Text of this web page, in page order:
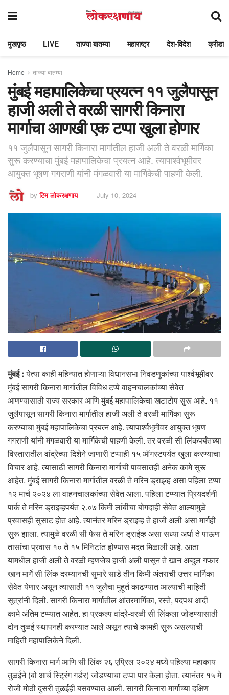
मुखपृष्ठ LIVE ताज्या बातम्या महाराष्ट्र देश-विदेश क्रीडा
Home ताज्या बातम्या
मुंबई महापालिकेचा प्रयत्न ११ जुलैपासून
हाजी अली ते वरळी सागरी किनारा
मार्गाचा आणखी एक टप्पा खुला होणार
११ जुलैपासून सागरी किनारा मार्गातील हाजी अली ते वरळी मार्गिका
सुरू करण्याचा मुंबई महापालिकेचा प्रयत्न आहे. त्यापार्श्वभूमीवर
आयुक्त भूषण गगराणी यांनी मंगळवारी या मार्गिकेची पाहणी केली.
by टिम लोकरक्षणाय July 10, 2024
मुंबई :येत्या काही महिन्यात होणाऱ्या विधानसभा निवडणुकांच्या पार्श्वभूमीवर
मुंबई सागरी किनारा मार्गातील विविध टप्पे वाहनचालकांच्या सेवेत
आणण्यासाठी राज्य सरकार आणि मुंबई महापालिकेचा खटाटोप सुरू आहे. ११
जुलैपासून सागरी किनारा मार्गातील हाजी अली ते वरळी मार्गिका सुरू
करण्याचा मुंबई महापालिकेचा प्रयत्न आहे. त्यापार्श्वभूमीवर आयुक्त भूषण
गगराणी यांनी मंगळवारी या मार्गिकेची पाहणी केली. तर वरळी सी लिंकपर्यंतच्या
विस्तारातील वांद्रेच्या दिशेने जाणारी टप्पाही १५ ऑगस्टपर्यंत खुला करण्याचा
विचार आहे. त्यासाठी सागरी किनारा मार्गाची पावसातही अनेक कामे सुरू
आहेत. मुंबई सागरी किनारा मार्गातील वरळी ते मरिन ड्राइव्ह असा पहिला टप्पा
१२ मार्च २०२४ ला वाहनचालकांच्या सेवेत आला. पहिला टप्प्यात प्रियदर्शनी
पार्क ते मरिन ड्राइव्हपर्यंत २.०७ किमी लांबीचा बोगदाही सेवेत आल्यामुळे
प्रवासही सुसाट होत आहे. त्यानंतर मरिन ड्राइव्ह ते हाजी अली असा मार्गही
सुरू झाला. त्यामुळे वरळी सी फेस ते मरिन ड्राईव्ह असा सध्या अर्धा ते पाऊण
तासांचा प्रवास १० ते १५ मिनिटांत होण्यास मदत मिळाली आहे. आता
यामधील हाजी अली ते वरळी म्हणजेच हाजी अली पासून ते खान अब्दुल गफार
खान मार्गे सी लिंक दरम्यानची सुमारे साडे तीन किमी अंतराची उत्तर मार्गिका
सेवेत येणार असून त्यासाठी ११ जुलैचा मुहूर्त काढण्यात आल्याची माहिती
सूत्रांनी दिली. सागरी किनारा मार्गातील आंतरमार्गिका, रस्ते, पदपथ आदी
कामे अंतिम टप्प्यात आहेत. हा प्रकल्प वांद्रे-वरळी सी लिंकला जोडण्यासाठी
दोन तुळई स्थापनही करण्यात आले असून त्याचे कामही सुरू असल्याची
माहिती महापालिकेने दिली.
सागरी किनारा मार्ग आणि सी लिंक २६ एप्रिल २०२४ मध्ये पहिल्या महाकाय
तुळईने (बो आर्च स्ट्रिंग गर्डर) जोडण्याचा टप्पा पार केला होता. त्यानंतर १५ मे
रोजी मोठी दुसरी तुळईही बसवण्यात आली. सागरी किनारा मार्गाच्या दक्षिण